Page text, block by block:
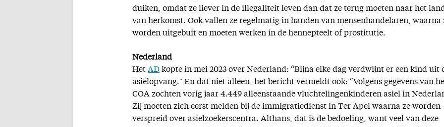
duiken, omdat ze liever in de illegaliteit leven dan dat ze terug moeten naar het
van herkomst. Ook vallen ze regelmatig in handen van mensenhandelaren, waarna
worden uitgebuit en moeten werken in de hennepteelt of prostitutie.
Nederland
Het AD kopte in mei 2023 over Nederland: “Bijna elke dag verdwijnt er een kind uit
asielopvang.” En dat niet alleen, het bericht vermeldt ook: “Volgens gegevens van
COA zochten vorig jaar 4.449 alleenstaande vluchtelingenkinderen asiel in
Zij moeten zich eerst melden bij de immigratiedienst in Ter Apel waarna ze worden
verspreid over asielzoekerscentra. Althans, dat is de bedoeling, want veel van deze